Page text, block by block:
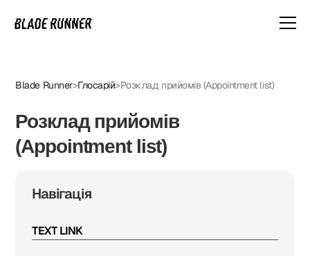
Blade Runner>Глосарій>Розклад прийомів (Appointment list)
Розклад прийомів
(Appointment list)
Навігація
TEXT LINK